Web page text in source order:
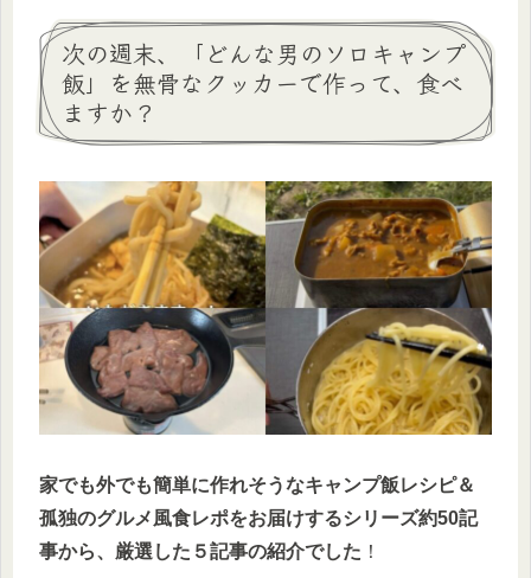
次の週末、「どんな男のソロキャンプ
飯」を無骨なクッカーで作って、食べ
ますか？
家でも外でも簡単に作れそうなキャンプ飯レシピ＆
孤独のグルメ風食レポをお届けするシリーズ約50記
事から、厳選した５記事の紹介でした ！